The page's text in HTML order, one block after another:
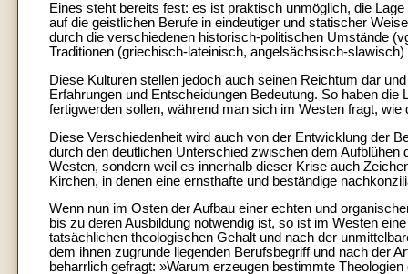
Eines steht bereits fest: es ist praktisch unmöglich, die
auf die geistlichen Berufe in eindeutiger und statischer
durch die verschiedenen historisch-politischen Umstände
Traditionen (griechisch-lateinisch, angelsächsisch-
Diese Kulturen stellen jedoch auch seinen Reichtum dar
Erfahrungen und Entscheidungen Bedeutung. So haben
fertigwerden sollen, während man sich im Westen fragt, wie
Diese Verschiedenheit wird auch von der Entwicklung der
durch den deutlichen Unterschied zwischen dem
Westen, sondern weil es innerhalb dieser Krise auch
Kirchen, in denen eine ernsthafte und beständige
Wenn nun im Osten der Aufbau einer echten und
bis zu deren Ausbildung notwendig ist, so ist im Westen
tatsächlichen theologischen Gehalt und nach der
dem ihnen zugrunde liegenden Berufsbegriff und nach der
beharrlich gefragt: »Warum erzeugen bestimmte